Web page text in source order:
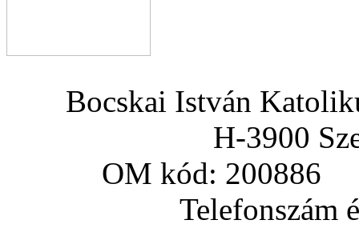
Bocskai István
H-3900
OM kód: 200886
Telefonszám